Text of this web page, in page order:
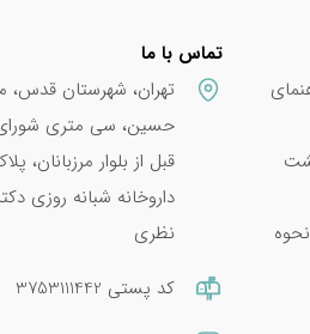
تماس با ما
تهران، شهرستان قدس،
حسین، سی متری
داروخانه شبانه روزی
نظری
کد پستی 3753111442